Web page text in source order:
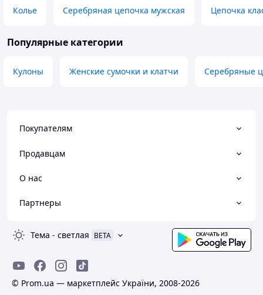
Колье Серебряная цепочка мужская Цепочка
Популярные категории
Кулоны Женские сумочки и клатчи Серебряные
Покупателям
Продавцам
О нас
Партнеры
Тема - светлая BETA
© Prom.ua — маркетплейс України, 2008-2026